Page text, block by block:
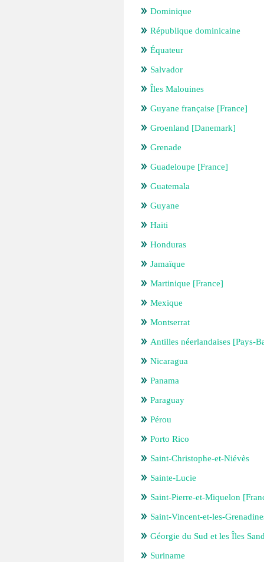
Dominique
République dominicaine
Équateur
Salvador
Îles Malouines
Guyane française [France]
Groenland [Danemark]
Grenade
Guadeloupe [France]
Guatemala
Guyane
Haïti
Honduras
Jamaïque
Martinique [France]
Mexique
Montserrat
Antilles néerlandaises [Pays-
Nicaragua
Panama
Paraguay
Pérou
Porto Rico
Saint-Christophe-et-Niévès
Sainte-Lucie
Saint-Pierre-et-Miquelon
Saint-Vincent-et-les-
Géorgie du Sud et les Îles
Suriname